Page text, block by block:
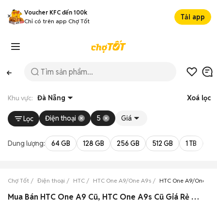
Voucher KFC đến 100k
Chỉ có trên app Chợ Tốt
Tải app
Khu vực: Đà Nẵng Xoá lọc
Lọc Điện thoại 5 Giá
Dung lượng: 64 GB 128 GB 256 GB 512 GB 1 TB
Chợ Tốt Điện thoại HTC HTC One A9/One A9s HTC One A9/One
Mua Bán HTC One A9 Cũ, HTC One A9s Cũ Giá Rẻ Tại Đà Nẵng